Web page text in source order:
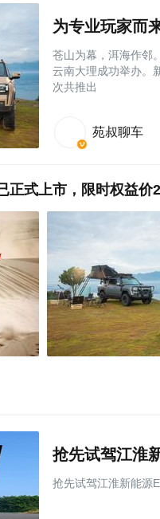
为专业玩家而
苍山为幕，洱海作邻
云南大理成功举办。
次共推出
苑叔聊车
正式上市，限时权益价
抢先试驾江淮
抢先试驾江淮新能源